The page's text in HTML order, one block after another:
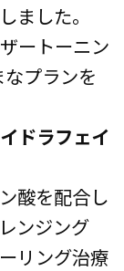
ました。
ートーニン
プランを
ドラフェイ
酸を配合し
ンジング
リング治療